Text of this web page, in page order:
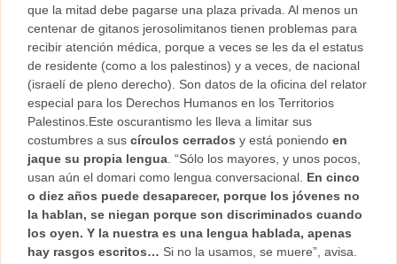
que la mitad debe pagarse una plaza privada. Al menos un
centenar de gitanos jerosolimitanos tienen problemas para
recibir atención médica, porque a veces se les da el estatus
de residente (como a los palestinos) y a veces, de nacional
(israelí de pleno derecho). Son datos de la oficina del relator
especial para los Derechos Humanos en los Territorios
Palestinos.Este oscurantismo les lleva a limitar sus
costumbres a sus círculos cerrados y está poniendo en
jaque su propia lengua . “Sólo los mayores, y unos pocos,
usan aún el domari como lengua conversacional. En cinco
o diez años puede desaparecer, porque los jóvenes no
la hablan, se niegan porque son discriminados cuando
los oyen. Y la nuestra es una lengua hablada, apenas
hay rasgos escritos… Si no la usamos, se muere”, avisa.